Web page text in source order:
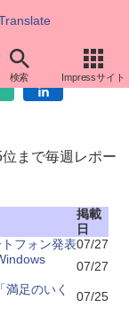
検索 Impressサイト
まで毎週レポー
掲載
日
フォン発表07/27
07/27
足のいく
07/25